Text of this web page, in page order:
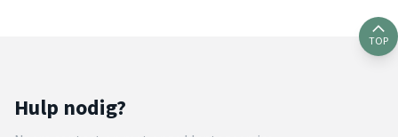
TOP
Hulp nodig?